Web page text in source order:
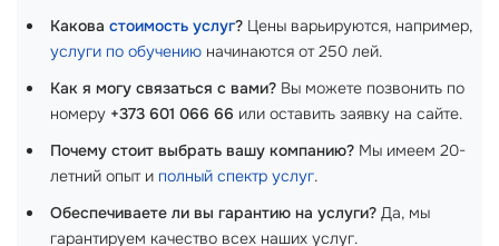
Какова стоимость услуг? Цены варьируются, например,
услуги по обучению начинаются от 250 лей.
Как я могу связаться с вами? Вы можете позвонить по
номеру +373 601 066 66 или оставить заявку на сайте.
Почему стоит выбрать вашу компанию? Мы имеем 20-
летний опыт и полный спектр услуг.
Обеспечиваете ли вы гарантию на услуги? Да, мы
гарантируем качество всех наших услуг.